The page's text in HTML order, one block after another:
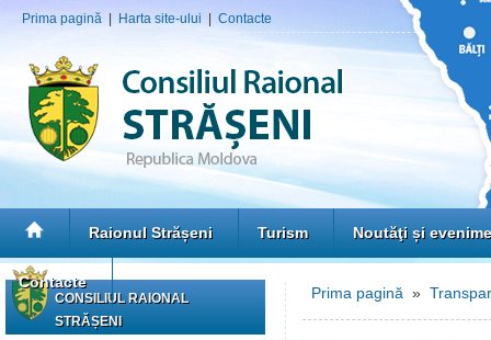
Prima pagină Harta site-ului Contacte
Raionul Strășeni Turism Noutăţi și
Contacte
CONSILIUL RAIONAL
STRĂȘENI
Prima pagină »